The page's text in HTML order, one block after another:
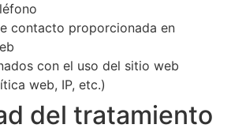
contacto proporcionada en
con el uso del sitio web
web, IP, etc.)
del tratamiento